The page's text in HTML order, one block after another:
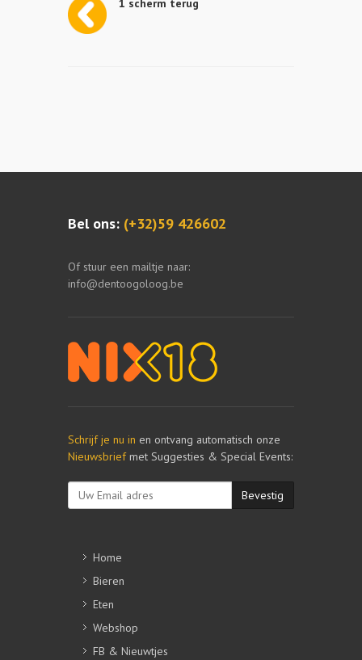
1 scherm terug
Bel ons: (+32)59 426602
Of stuur een mailtje naar:
info@dentoogoloog.be
Schrijf je nu in en ontvang automatisch onze
Nieuwsbriefmet Suggesties & Special Events:
Bevestig
Home
Bieren
Eten
Webshop
FB & Nieuwtjes